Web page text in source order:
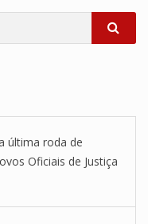
última roda de
Oficiais de Justiça